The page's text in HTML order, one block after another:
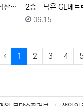
기!!
등록자
2층 덕은 GL메트
등록일
06.15
1 (current)
2 3 4